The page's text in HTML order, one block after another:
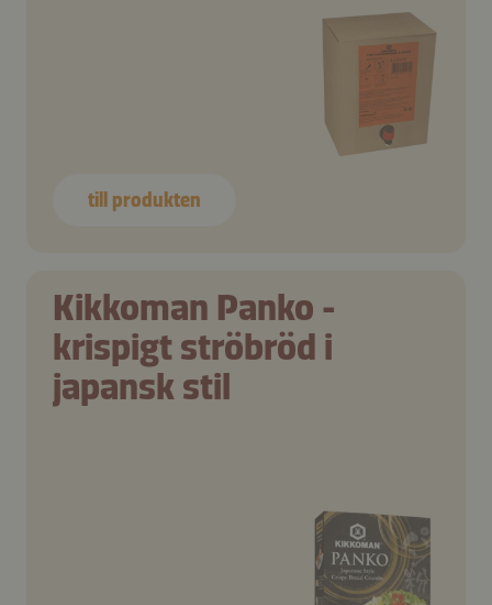
till produkten
Kikkoman Panko -
krispigt ströbröd i
japansk stil